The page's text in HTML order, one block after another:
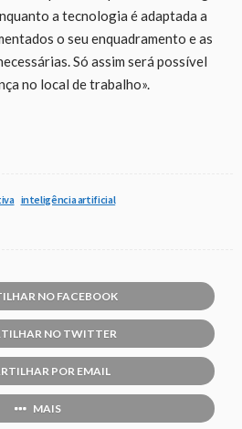
a tecnologia é adaptada a
o seu enquadramento e as
Só assim será possível
no local de trabalho».
inteligência artificial
NO FACEBOOK
NO TWITTER
POR EMAIL
MAIS